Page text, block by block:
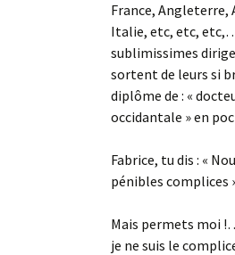
France, Angleterre,
Italie, etc, etc,
sublimissimes
sortent de leurs si
diplôme de : «
occidantale » en
Fabrice, tu dis : «
pénibles complices
Mais permets moi
je ne suis le